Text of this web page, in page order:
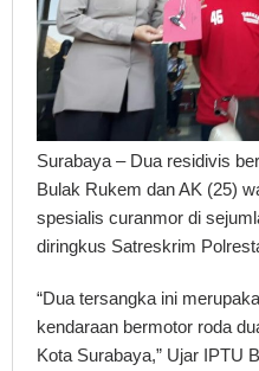
Surabaya – Dua residivis
Bulak Rukem dan AK (25)
spesialis curanmor di
diringkus Satreskrim
“Dua tersangka ini
kendaraan bermotor roda
Kota Surabaya,” Ujar IPTU